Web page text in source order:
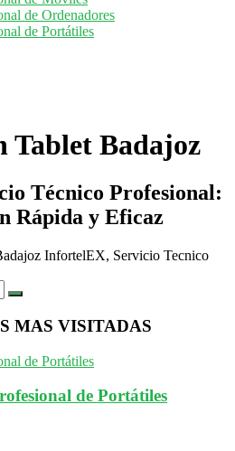
Tablet Badajoz
Técnico Profesional:
Rápida y Eficaz
MAS VISITADAS
de Portátiles